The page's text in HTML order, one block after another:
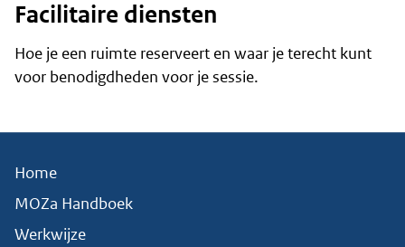
Facilitaire diensten
Hoe je een ruimte reserveert en waar je terecht kunt
voor benodigdheden voor je sessie.
Home
MOZa Handboek
Werkwijze